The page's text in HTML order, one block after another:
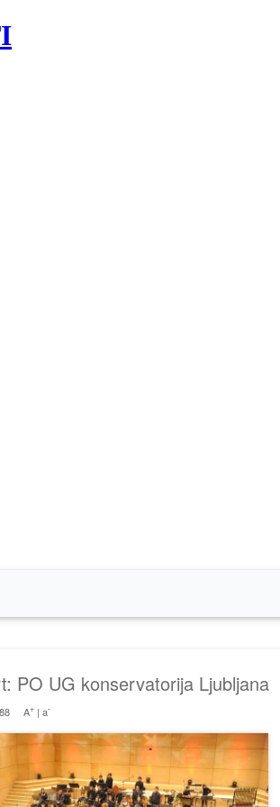
PO UG konservatorija Ljubljana
A+| a-